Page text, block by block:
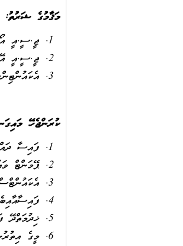
މަޤާމުގެ ޝަރުތު:
ޖީ.ސީ.އީ އޯލެވެލް އިމްތިޙާނުގެ 04
ޖީ.ސީ.އީ އޭލެވެލް އިމްތިޙާނުގެ 03
ކުރަންޖެހޭ
ފައިސާ
ޕޭމަންޓް
ޚިދުމަތްދޭ
މީގެ